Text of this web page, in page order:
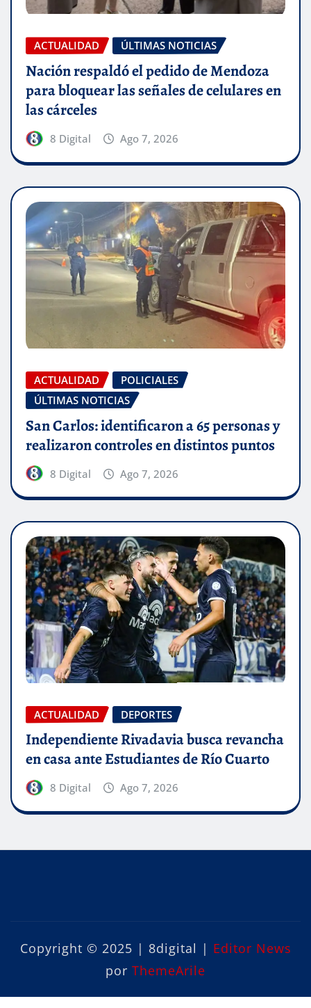
ACTUALIDAD ÚLTIMAS NOTICIAS
Nación respaldó el pedido de Mendoza
para bloquear las señales de celulares en
las cárceles
8 Digital Ago 7, 2026
ACTUALIDAD
POLICIALES
ÚLTIMAS NOTICIAS
San Carlos: identificaron a 65 personas y
realizaron controles en distintos puntos
8 Digital Ago 7, 2026
ACTUALIDAD DEPORTES
Independiente Rivadavia busca revancha
en casa ante Estudiantes de Río Cuarto
8 Digital Ago 7, 2026
Copyright © 2025 | 8digital | Editor News
por ThemeArile